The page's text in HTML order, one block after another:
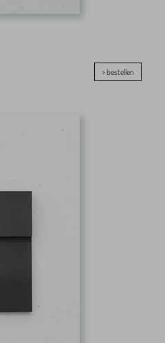
> bestellen